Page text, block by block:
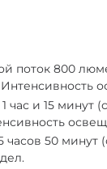
поток 800
и 15 минут
50 минут